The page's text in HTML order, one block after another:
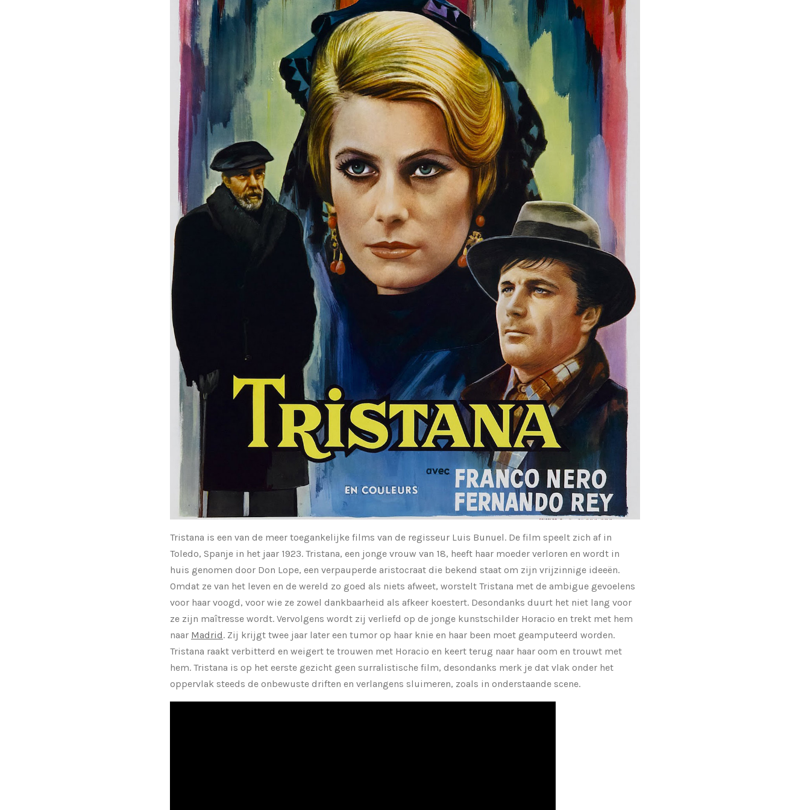
Tristana is een van de meer toegankelijke films van de regisseur Luis Bunuel. De film speelt zich af in
Toledo, Spanje in het jaar 1923. Tristana, een jonge vrouw van 18, heeft haar moeder verloren en wordt in
huis genomen door Don Lope, een verpauperde aristocraat die bekend staat om zijn vrijzinnige ideeën.
Omdat ze van het leven en de wereld zo goed als niets afweet, worstelt Tristana met de ambigue gevoelens
voor haar voogd, voor wie ze zowel dankbaarheid als afkeer koestert. Desondanks duurt het niet lang voor
ze zijn maîtresse wordt. Vervolgens wordt zij verliefd op de jonge kunstschilder Horacio en trekt met hem
naar Madrid. Zij krijgt twee jaar later een tumor op haar knie en haar been moet geamputeerd worden.
Tristana raakt verbitterd en weigert te trouwen met Horacio en keert terug naar haar oom en trouwt met
hem. Tristana is op het eerste gezicht geen surralistische film, desondanks merk je dat vlak onder het
oppervlak steeds de onbewuste driften en verlangens sluimeren, zoals in onderstaande scene.